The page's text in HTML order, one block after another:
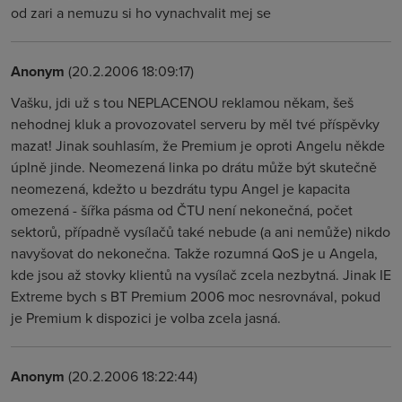
od zari a nemuzu si ho vynachvalit mej se
Anonym (20.2.2006 18:09:17)
Vašku, jdi už s tou NEPLACENOU reklamou někam, šeš
nehodnej kluk a provozovatel serveru by měl tvé příspěvky
mazat! Jinak souhlasím, že Premium je oproti Angelu někde
úplně jinde. Neomezená linka po drátu může být skutečně
neomezená, kdežto u bezdrátu typu Angel je kapacita
omezená - šířka pásma od ČTU není nekonečná, počet
sektorů, případně vysílačů také nebude (a ani nemůže) nikdo
navyšovat do nekonečna. Takže rozumná QoS je u Angela,
kde jsou až stovky klientů na vysílač zcela nezbytná. Jinak IE
Extreme bych s BT Premium 2006 moc nesrovnával, pokud
je Premium k dispozici je volba zcela jasná.
Anonym (20.2.2006 18:22:44)